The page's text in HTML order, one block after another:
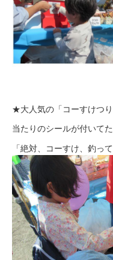
★大人気の「コーすけつり
当たりのシールが付いて
「絶対、コーすけ、釣っ